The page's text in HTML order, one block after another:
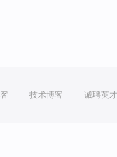
技术博客 诚聘英才